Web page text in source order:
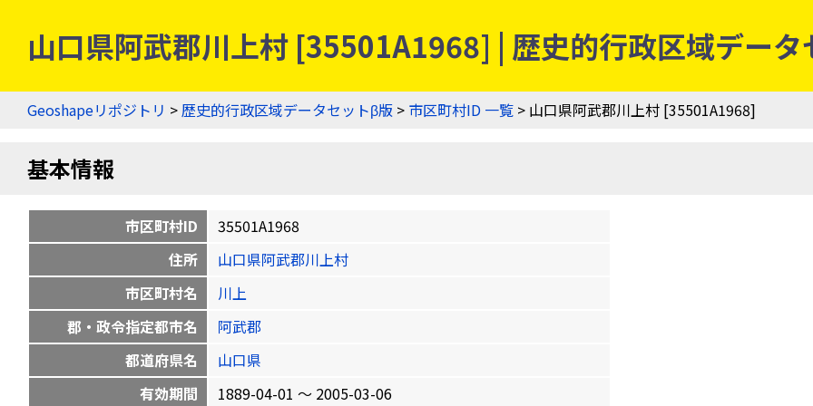
山口県阿武郡川上村 [35501A1968] | 歴史的行政区域データ
Geoshapeリポジトリ >歴史的行政区域データセットβ版 > 市区町村ID 一覧 > 山口県阿武郡川上村 [35501A1968]
基本情報
市区町村ID
35501A1968
住所
山口県阿武郡川上村
市区町村名
川上
郡・政令指定都市名
阿武郡
都道府県名
山口県
有効期間
1889-04-01 〜 2005-03-06